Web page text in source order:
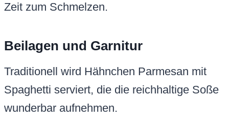
Zeit zum Schmelzen.
Beilagen und Garnitur
Traditionell wird Hähnchen Parmesan mit
Spaghetti serviert, die die reichhaltige Soße
wunderbar aufnehmen.